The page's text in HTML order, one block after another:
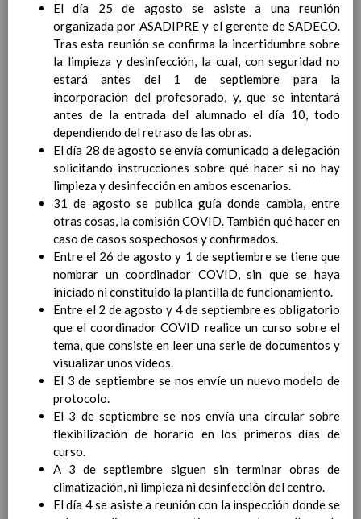
competencias
En revisiÃ³n
Ãrea de Cultura y PrÃ¡ctica
Digital
Elab/10/06/2016
Objetivos del
Ã¡rea
Elab/10/06/2016
ContribuciÃ³n del Ã¡rea a
las competencias
clave
Elab/10/06/2016
ConcreciÃ³n curricular
para la etapa. Perfiles de
Ã¡rea y de
competencias
En revisiÃ³n
Ãrea de Valores Sociales y CÃ­
vicos
Objetivos del Ã¡rea
ContribuciÃ³n del Ã¡rea a
las competencias clave
ConcreciÃ³n curricular
para la etapa. Perfiles de
Ã¡rea y de
Ãrea de ReligiÃ³n CatÃ³lica
ContribuciÃ³n del Ã¡rea a
las competencias clave
para la etapa. Perfiles de
Ã¡rea y de competencias
Ãrea de Lengua Extranjera
El día 25 de agosto se asiste a una reunión
organizada por ASADIPRE y el gerente de SADECO.
Tras esta reunión se confirma la incertidumbre sobre
la limpieza y desinfección, la cual, con seguridad no
estará antes del 1 de septiembre para la
incorporación del profesorado, y, que se intentará
antes de la entrada del alumnado el día 10, todo
dependiendo del retraso de las obras.
El día 28 de agosto se envía comunicado a delegación
solicitando instrucciones sobre qué hacer si no hay
limpieza y desinfección en ambos escenarios.
31 de agosto se publica guía donde cambia, entre
otras cosas, la comisión COVID. También qué hacer en
caso de casos sospechosos y confirmados.
Entre el 26 de agosto y 1 de septiembre se tiene que
nombrar un coordinador COVID, sin que se haya
iniciado ni constituido la plantilla de funcionamiento.
Entre el 2 de agosto y 4 de septiembre es obligatorio
que el coordinador COVID realice un curso sobre el
tema, que consiste en leer una serie de documentos y
visualizar unos vídeos.
El 3 de septiembre se nos envíe un nuevo modelo de
protocolo.
El 3 de septiembre se nos envía una circular sobre
flexibilización de horario en los primeros días de
curso.
A 3 de septiembre siguen sin terminar obras de
climatización, ni limpieza ni desinfección del centro.
El día 4 se asiste a reunión con la inspección donde se